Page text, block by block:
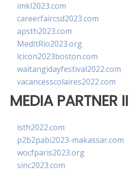
imkl2023.com
careerfaircsd2023.com
apsth2023.com
MedItRio2023.org
lcicon2023boston.com
waitangidayfestival2022.com
vacancesscolaires2022.com
MEDIA PARTNER II
isth2022.com
p2b2pabi2023-makassar.com
wocfparis2023.org
sinc2023.com